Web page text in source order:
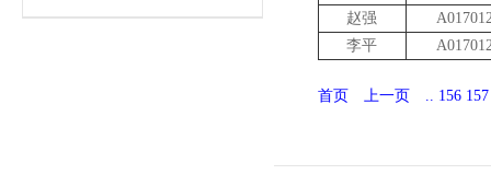
赵强
李平
首页 上一页 .. 156 157